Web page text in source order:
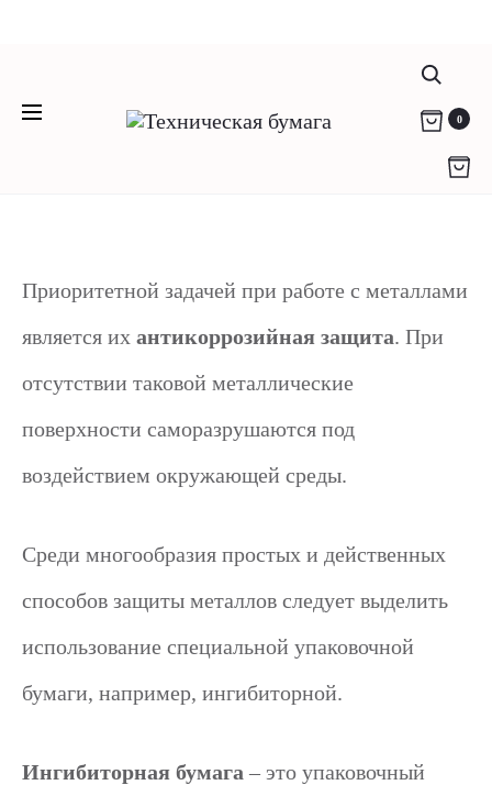
info@rodikon.ru г. Санкт-Петербург, ул.
0
коррозии
Приоритетной задачей при работе с металлами
является их антикоррозийная защита. При
отсутствии таковой металлические
поверхности саморазрушаются под
воздействием окружающей среды.
Среди многообразия простых и действенных
способов защиты металлов следует выделить
использование специальной упаковочной
бумаги, например, ингибиторной.
Ингибиторная бумага – это упаковочный